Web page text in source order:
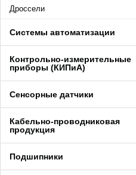
Дроссели
Системы автоматизации
Контрольно-измерительные
приборы (КИПиA)
Сенсорные датчики
Кабельно-проводниковая
продукция
Подшипники